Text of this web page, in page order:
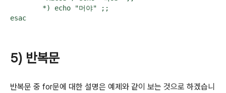
        *) echo "머야" ;;
5) 반복문
반복문 중 for문에 대한 설명은 예제와 같이 보는 것으로 하겠습니